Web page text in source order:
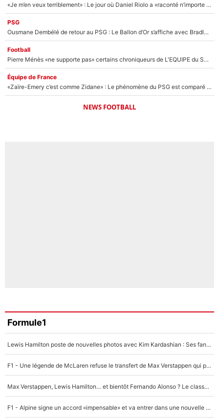
«Je m’en veux terriblement» : Le jour où Daniel Riolo a «raconté n’importe quoi» dans l'After Foot !
PSG
Ousmane Dembélé de retour au PSG : Le Ballon d’Or s’affiche avec Bradley Barcola en plein cœur du feuilleton sur son départ !
Football
Pierre Ménès «ne supporte pas» certains chroniqueurs de L'EQUIPE du Soir : Ils vont tous partir !
Équipe de France
«Zaïre-Emery c’est comme Zidane» : Le phénomène du PSG est comparé à son nouveau sélectionneur... et ils vont se retrouver en Bleus !
NEWS FOOTBALL
Formule1
Lewis Hamilton poste de nouvelles photos avec Kim Kardashian : Ses fans le voient déjà redevenir champion du monde de F1 grâce à elle !
F1 - Une légende de McLaren refuse le transfert de Max Verstappen qui pourrait «faire des vagues» et plomber l'ambiance dans l'équipe
Max Verstappen, Lewis Hamilton… et bientôt Fernando Alonso ? Le classement des pilotes les mieux payés en Formule 1 risque de changer !
F1 - Alpine signe un accord «impensable» et va entrer dans une nouvelle dimension : Grande nouvelle pour Pierre Gasly !